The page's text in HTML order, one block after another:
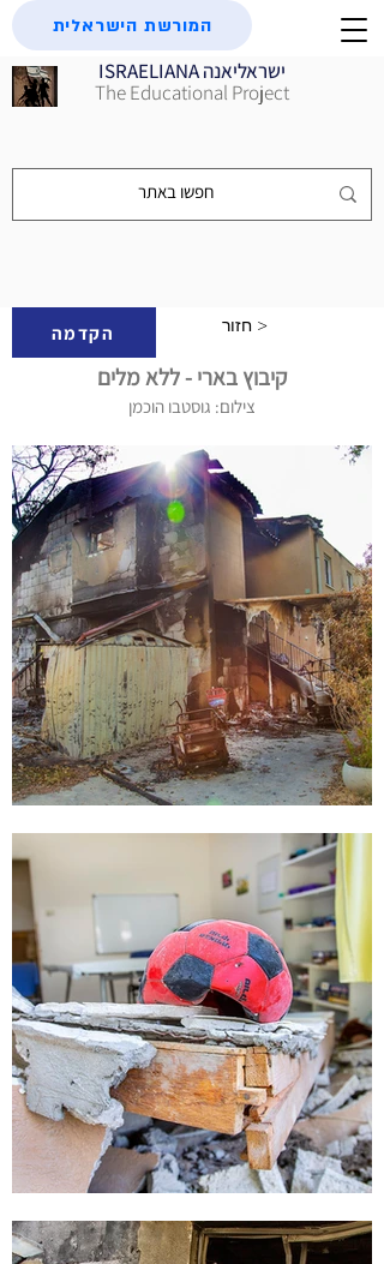
ISRAELIANA ישראליאנה
The Educational Project
המורשת הישראלית
הקדמה חזור >
קיבוץ בארי - ללא מלים
צילום: גוסטבו הוכמן